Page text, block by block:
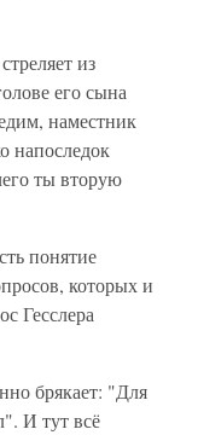
из
его сына
наместник
напоследок
ты вторую
понятие
которых и
Гесслера
брякает: "Для
И тут всё